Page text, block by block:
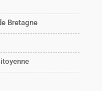
Bretagne